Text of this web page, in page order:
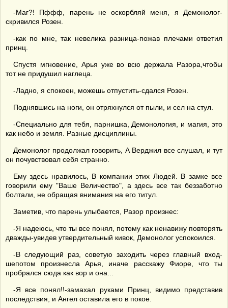
-Маг?! Пффф, парень не оскорбляй меня, я Демонолог-
скривился Розен.
-как по мне, так невелика разница-пожав плечами ответил
принц.
Спустя мгновение, Арья уже во всю держала Разора,чтобы
тот не придушил наглеца.
-Ладно, я спокоен, можешь отпустить-сдался Розен.
Поднявшись на ноги, он отряхнулся от пыли, и сел на стул.
-Специально для тебя, парнишка, Демонология, и магия, это
как небо и земля. Разные дисциплины.
Демонолог продолжал говорить, А Верджил все слушал, и тут
он почувствовал себя странно.
Ему здесь нравилось, В компании этих Людей. В замке все
говорили ему "Ваше Величество", а здесь все так беззаботно
болтали, не обращая внимания на его титул.
Заметив, что парень улыбается, Разор произнес:
-Я надеюсь, что ты все понял, потому как ненавижу повторять
дважды-увидев утвердительный кивок, Демонолог успокоился.
-В следующий раз, советую заходить через главный вход-
шепотом произнесла Арья, иначе расскажу Фиоре, что ты
пробрался сюда как вор и она...
-Я все понял!!-замахал руками Принц, видимо представив
последствия, и Ангел оставила его в покое.